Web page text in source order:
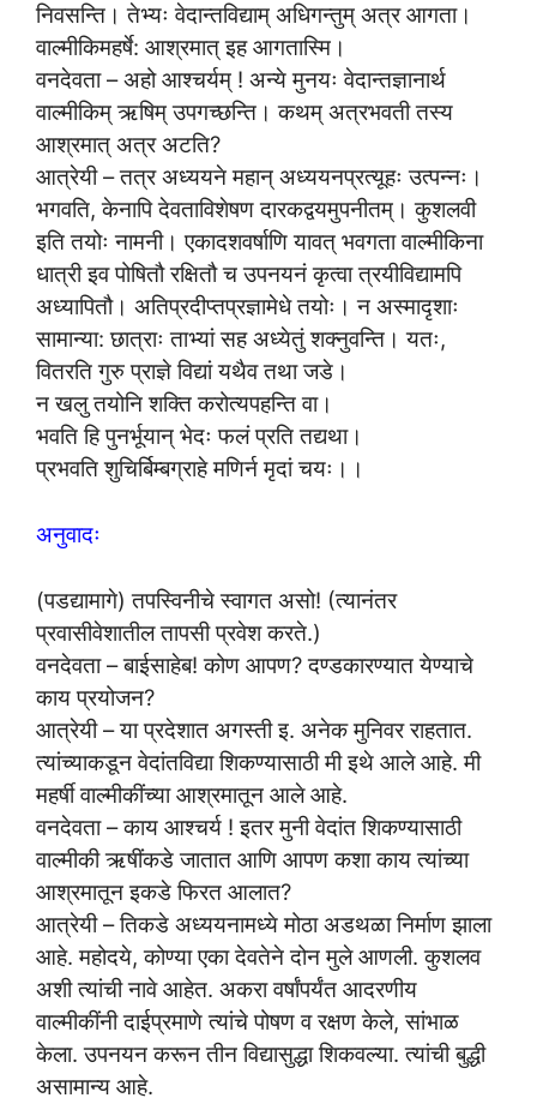
निवसन्ति। तेभ्यः वेदान्तविद्याम् अधिगन्तुम् अत्र आगता।
वाल्मीकिमहर्षे: आश्रमात् इह आगतास्मि।
वनदेवता – अहो आश्चर्यम् ! अन्ये मुनयः वेदान्तज्ञानार्थ
वाल्मीकिम् ऋषिम् उपगच्छन्ति। कथम् अत्रभवती तस्य
आश्रमात् अत्र अटति?
आत्रेयी – तत्र अध्ययने महान् अध्ययनप्रत्यूहः उत्पन्नः।
भगवति, केनापि देवताविशेषण दारकद्वयमुपनीतम्। कुशलवी
इति तयोः नामनी। एकादशवर्षाणि यावत् भवगता वाल्मीकिना
धात्री इव पोषितौ रक्षितौ च उपनयनं कृत्वा त्रयीविद्यामपि
अध्यापितौ। अतिप्रदीप्तप्रज्ञामेधे तयोः। न अस्मादृशाः
सामान्या: छात्राः ताभ्यां सह अध्येतुं शक्नुवन्ति। यतः,
वितरति गुरु प्राज्ञे विद्यां यथैव तथा जडे।
न खलु तयोनि शक्ति करोत्यपहन्ति वा।
भवति हि पुनर्भूयान् भेदः फलं प्रति तद्यथा।
प्रभवति शुचिर्बिम्बग्राहे मणिर्न मृदां चयः।।
अनुवादः
(पडद्यामागे) तपस्विनीचे स्वागत असो! (त्यानंतर
प्रवासीवेशातील तापसी प्रवेश करते.)
वनदेवता – बाईसाहेब! कोण आपण? दण्डकारण्यात येण्याचे
काय प्रयोजन?
आत्रेयी – या प्रदेशात अगस्ती इ. अनेक मुनिवर राहतात.
त्यांच्याकडून वेदांतविद्या शिकण्यासाठी मी इथे आले आहे. मी
महर्षी वाल्मीकींच्या आश्रमातून आले आहे.
वनदेवता – काय आश्चर्य ! इतर मुनी वेदांत शिकण्यासाठी
वाल्मीकी ऋषींकडे जातात आणि आपण कशा काय त्यांच्या
आश्रमातून इकडे फिरत आलात?
आत्रेयी – तिकडे अध्ययनामध्ये मोठा अडथळा निर्माण झाला
आहे. महोदये, कोण्या एका देवतेने दोन मुले आणली. कुशलव
अशी त्यांची नावे आहेत. अकरा वर्षांपर्यंत आदरणीय
वाल्मीकींनी दाईप्रमाणे त्यांचे पोषण व रक्षण केले, सांभाळ
केला. उपनयन करून तीन विद्यासुद्धा शिकवल्या. त्यांची बुद्धी
असामान्य आहे.